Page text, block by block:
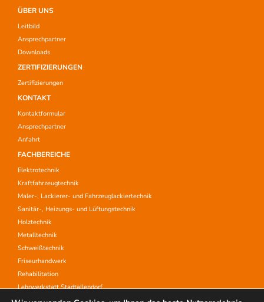
ÜBER UNS
Leitbild
Ansprechpartner
Downloads
ZERTIFIZIERUNGEN
Zertifizierungen
KONTAKT
Kontaktformular
Ansprechpartner
Anfahrt
FACHBEREICHE
Elektrotechnik
Kraftfahrzeugtechnik
Maler-, Lackierer- und Fahrzeuglackiertechnik
Sanitär-, Heizungs- und Lüftungstechnik
Holztechnik
Metalltechnik
Schweißtechnik
Friseurhandwerk
Rehabilitation
Lehrwerkstatt Stadtallendorf
Aufstiegsfortbildung